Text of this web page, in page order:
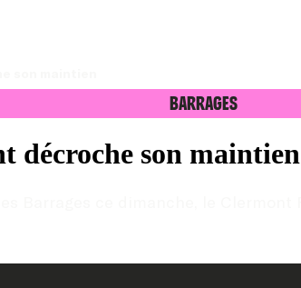
Barrages
décroche son maintien